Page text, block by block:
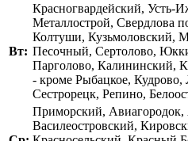
Вт:
Красногвардейский, Усть-
Металлострой, Свердлова
Колтуши, Кузьмоловский,
Песочный, Сертолово,
Парголово, Калининский,
- кроме Рыбацкое,
Сестрорецк, Репино,
Приморский, Авиагородок,
Василеостровский,